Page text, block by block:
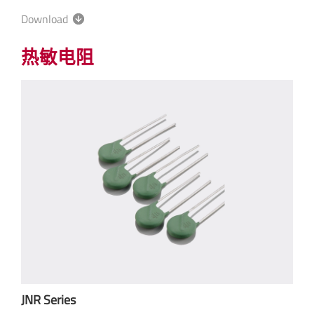
Download
热敏电阻
JNR Series